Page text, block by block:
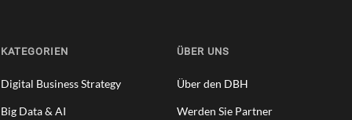
KATEGORIEN
Digital Business Strategy
Big Data & AI
ÜBER UNS
Über den DBH
Werden Sie Partner